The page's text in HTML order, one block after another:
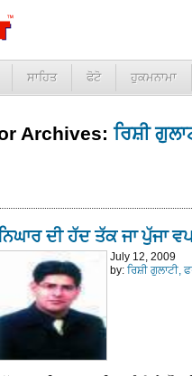
ਸਾਹਿਤ ਫੋਟੋ ਹੁਕਮਨਾਮਾ
Archives:ਰਿਸ਼ੀ
ਦੀ ਹੱਦ ਤੱਕ ਜਾ ਪੁੱਜਾ
July 12, 2009
by: ਰਿਸ਼ੀ ਗੁਲਾਟੀ,